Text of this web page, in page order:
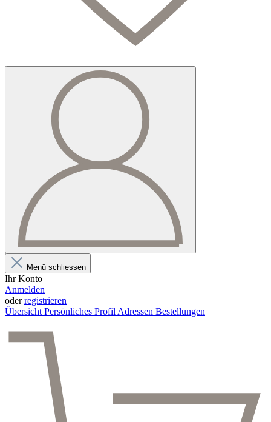
Menü schliessen
Ihr Konto
Anmelden
oderregistrieren
Übersicht Persönliches Profil Adressen Bestellungen